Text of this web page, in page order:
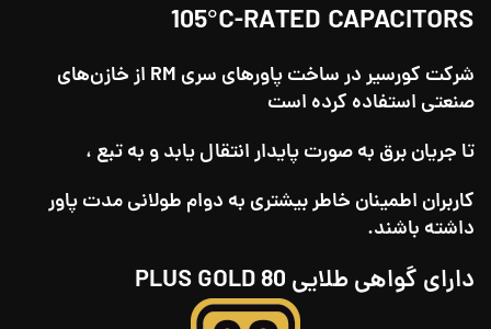
105°C-RATED CAPACITORS
شرکت کورسیر در ساخت پاورهای سری RM از خازن‌های
صنعتی استفاده کرده است
تا جریان برق به صورت پایدار انتقال یابد و به تبع ،
کاربران اطمینان خاطر بیشتری به دوام طولانی‌ مدت پاور
داشته باشند.
دارای گواهی طلایی 80 PLUS GOLD